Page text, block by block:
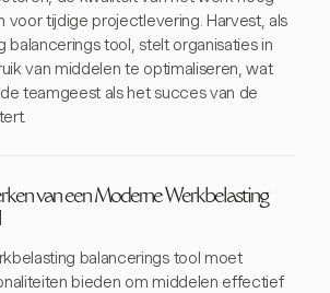
voor tijdige projectlevering. Harvest, als
balancerings tool, stelt organisaties in
van middelen te optimaliseren, wat
teamgeest als het succes van de
van een Moderne Werkbelasting
balancerings tool moet
bieden om middelen effectief